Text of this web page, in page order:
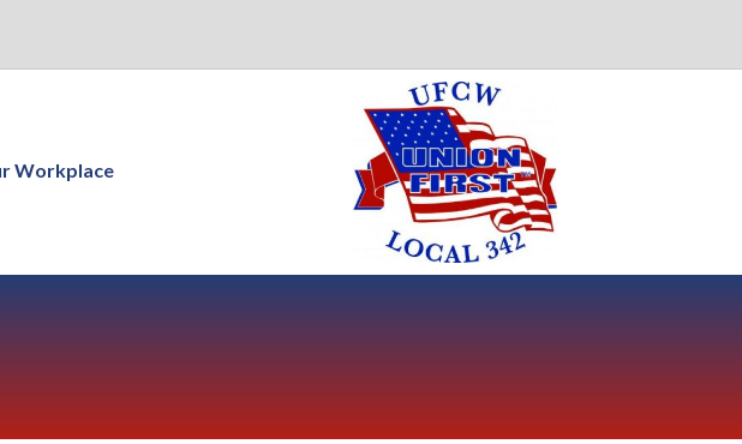
Workplace